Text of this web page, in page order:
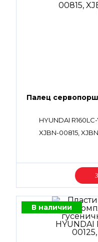
Палец
HYUNDAI
XJBN-00815,
В наличии